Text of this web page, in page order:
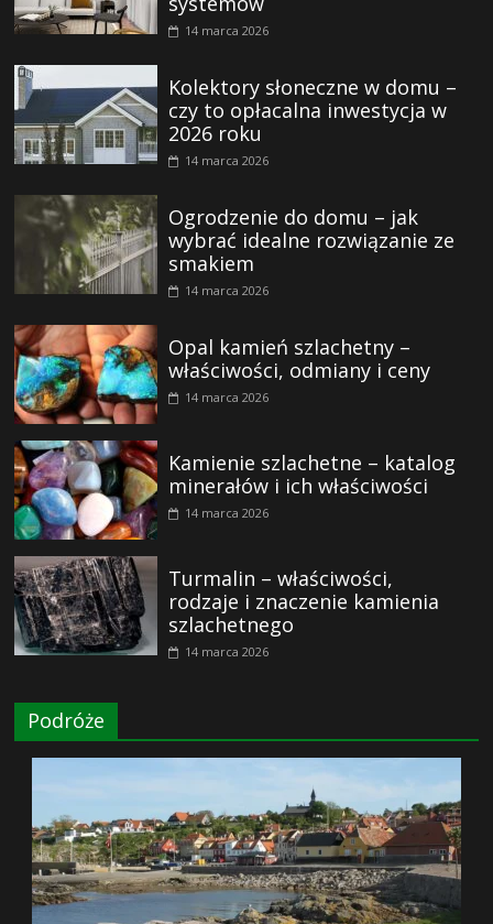
14 marca 2026
Kolektory słoneczne w domu –
czy to opłacalna inwestycja w
2026 roku
14 marca 2026
Ogrodzenie do domu – jak
wybrać idealne rozwiązanie ze
smakiem
14 marca 2026
Opal kamień szlachetny –
właściwości, odmiany i ceny
14 marca 2026
Kamienie szlachetne – katalog
minerałów i ich właściwości
14 marca 2026
Turmalin – właściwości,
rodzaje i znaczenie kamienia
szlachetnego
14 marca 2026
Podróże